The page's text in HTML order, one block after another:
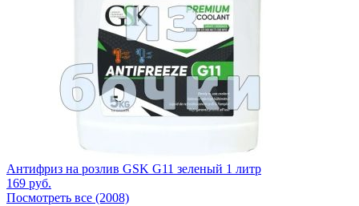
Антифриз на розлив GSK G11 зеленый 1 литр
169 руб.
Посмотреть все (2008)